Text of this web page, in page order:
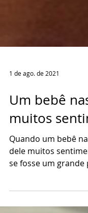
1 de ago. de 2021
muitos
Quando um bebê
se fosse um
mundo pós-parto,...